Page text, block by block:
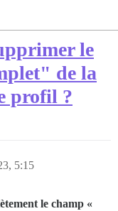
le
de la
profil ?
5:15
le champ «